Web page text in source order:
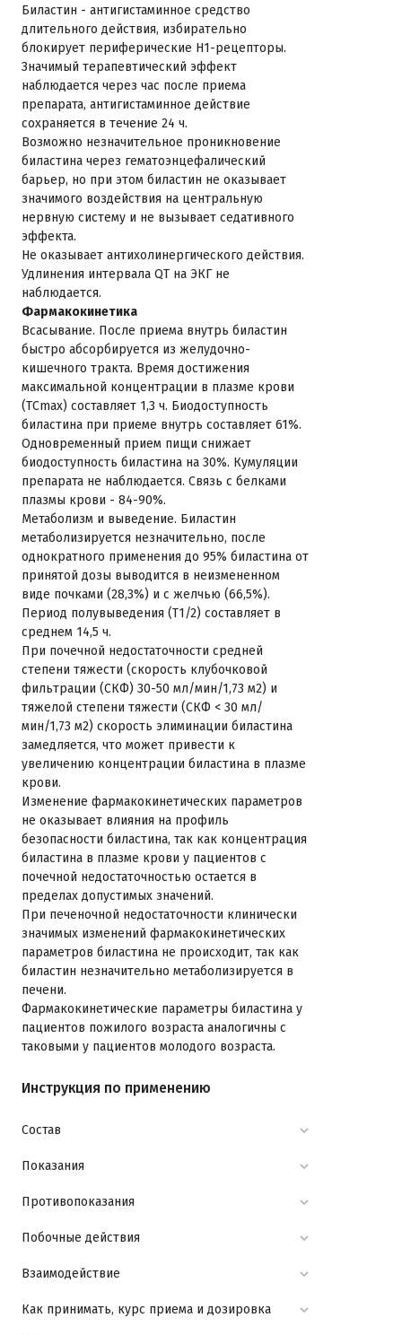
Биластин - антигистаминное средство
длительного действия, избирательно
блокирует периферические H1-рецепторы.
Значимый терапевтический эффект
наблюдается через час после приема
препарата, антигистаминное действие
сохраняется в течение 24 ч.
Возможно незначительное проникновение
биластина через гематоэнцефалический
барьер, но при этом биластин не оказывает
значимого воздействия на центральную
нервную систему и не вызывает седативного
эффекта.
Не оказывает антихолинергического действия.
Удлинения интервала QT на ЭКГ не
наблюдается.
Фармакокинетика
Всасывание. После приема внутрь биластин
быстро абсорбируется из желудочно-
кишечного тракта. Время достижения
максимальной концентрации в плазме крови
(ТСmах) составляет 1,3 ч. Биодоступность
биластина при приеме внутрь составляет 61%.
Одновременный прием пищи снижает
биодоступность биластина на 30%. Кумуляции
препарата не наблюдается. Связь с белками
плазмы крови - 84-90%.
Метаболизм и выведение. Биластин
метаболизируется незначительно, после
однократного применения до 95% биластина от
принятой дозы выводится в неизмененном
виде почками (28,3%) и с желчью (66,5%).
Период полувыведения (Т1/2) составляет в
среднем 14,5 ч.
При почечной недостаточности средней
степени тяжести (скорость клубочковой
фильтрации (СКФ) 30-50 мл/мин/1,73 м2) и
тяжелой степени тяжести (СКФ < 30 мл/
мин/1,73 м2) скорость элиминации биластина
замедляется, что может привести к
увеличению концентрации биластина в плазме
крови.
Изменение фармакокинетических параметров
не оказывает влияния на профиль
безопасности биластина, так как концентрация
биластина в плазме крови у пациентов с
почечной недостаточностью остается в
пределах допустимых значений.
При печеночной недостаточности клинически
значимых изменений фармакокинетических
параметров биластина не происходит, так как
биластин незначительно метаболизируется в
печени.
Фармакокинетические параметры биластина у
пациентов пожилого возраста аналогичны с
таковыми у пациентов молодого возраста.
Инструкция по применению
Состав
Показания
Противопоказания
Побочные действия
Взаимодействие
Как принимать, курс приема и дозировка